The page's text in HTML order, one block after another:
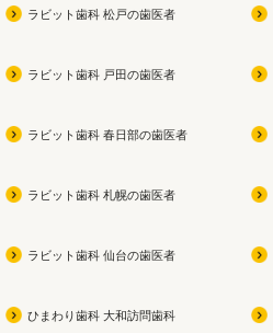
ラビット歯科 松戸の歯医者
ラビット歯科 戸田の歯医者
ラビット歯科 春日部の歯医者
ラビット歯科 札幌の歯医者
ラビット歯科 仙台の歯医者
ひまわり歯科 大和訪問歯科